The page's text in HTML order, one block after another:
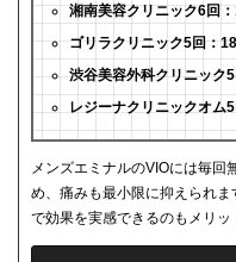
湘南美容クリニック6回
ゴリラクリニック5回：
渋谷美容外科クリニック
レジーナクリニックオム
メンズエミナルのVIOには毎回
め、痛みも最小限に抑えられ
で効果を実感できるのもメリッ